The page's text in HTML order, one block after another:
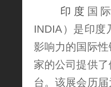
印 度 国
INDIA）是印度
影响力的国际
家的公司提供
台。该展会历